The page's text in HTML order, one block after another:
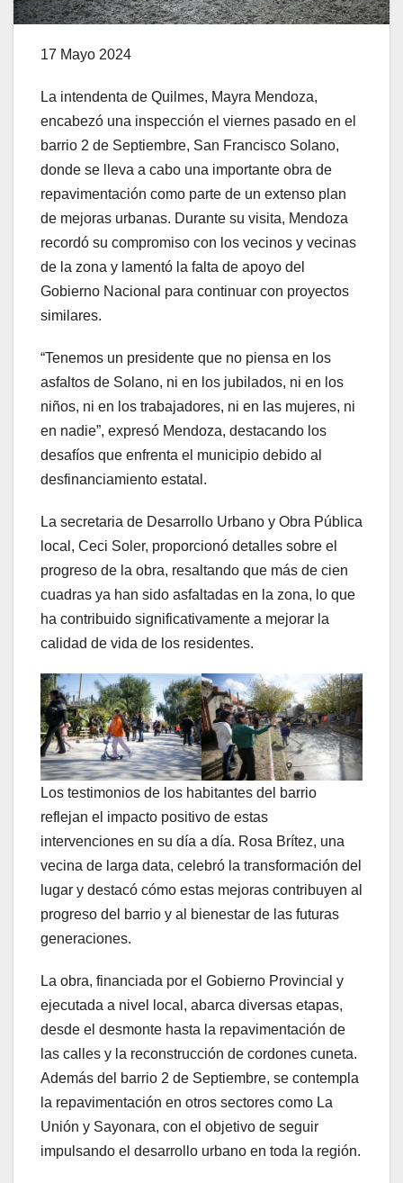
17 Mayo 2024
La intendenta de Quilmes, Mayra Mendoza,
encabezó una inspección el viernes pasado en el
barrio 2 de Septiembre, San Francisco Solano,
donde se lleva a cabo una importante obra de
repavimentación como parte de un extenso plan
de mejoras urbanas. Durante su visita, Mendoza
recordó su compromiso con los vecinos y vecinas
de la zona y lamentó la falta de apoyo del
Gobierno Nacional para continuar con proyectos
similares.
“Tenemos un presidente que no piensa en los
asfaltos de Solano, ni en los jubilados, ni en los
niños, ni en los trabajadores, ni en las mujeres, ni
en nadie”, expresó Mendoza, destacando los
desafíos que enfrenta el municipio debido al
desfinanciamiento estatal.
La secretaria de Desarrollo Urbano y Obra Pública
local, Ceci Soler, proporcionó detalles sobre el
progreso de la obra, resaltando que más de cien
cuadras ya han sido asfaltadas en la zona, lo que
ha contribuido significativamente a mejorar la
calidad de vida de los residentes.
Los testimonios de los habitantes del barrio
reflejan el impacto positivo de estas
intervenciones en su día a día. Rosa Brítez, una
vecina de larga data, celebró la transformación del
lugar y destacó cómo estas mejoras contribuyen al
progreso del barrio y al bienestar de las futuras
generaciones.
La obra, financiada por el Gobierno Provincial y
ejecutada a nivel local, abarca diversas etapas,
desde el desmonte hasta la repavimentación de
las calles y la reconstrucción de cordones cuneta.
Además del barrio 2 de Septiembre, se contempla
la repavimentación en otros sectores como La
Unión y Sayonara, con el objetivo de seguir
impulsando el desarrollo urbano en toda la región.